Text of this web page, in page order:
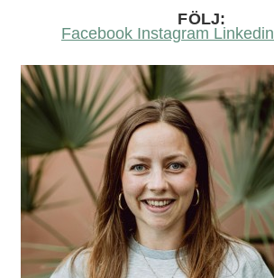
FÖLJ:
Facebook Instagram Linkedin